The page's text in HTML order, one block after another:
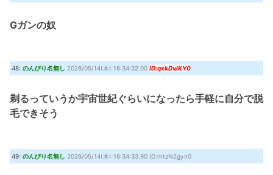
Gガンの奴
48: のんびり名無し 2026/05/14(木) 16:34:32.00 ID:qxkDv/KY0
剃るっていうか宇宙世紀ぐらいになったら手軽に自分で脱
毛できそう
49: のんびり名無し 2026/05/14(木) 16:34:33.90 ID:mtzN2gyn0